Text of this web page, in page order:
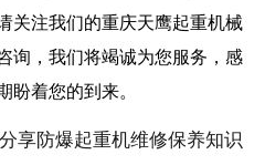
关注我们的重庆天鹰起重机械
询，我们将竭诚为您服务，感
盼着您的到来。
享防爆起重机维修保养知识